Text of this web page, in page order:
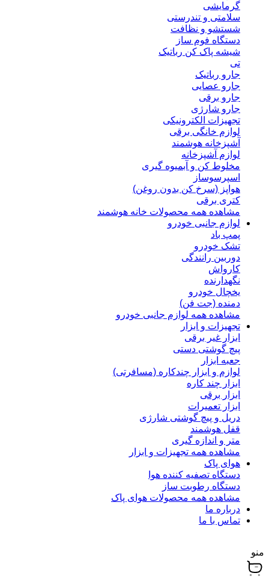
گرمایشی
سلامتی و تندرستی
شستشو و نظافت
دستگاه فوم ساز
شیشه پاک کن رباتیک
تی
جارو رباتیک
جارو عصایی
جارو برقی
جارو شارژی
تجهیزات الکترونیکی
لوازم خانگی برقی
آشپزخانه هوشمند
لوازم آشپزخانه
مخلوط کن و آبمیوه گیری
اسپرسوساز
هواپز (سرخ کن بدون روغن)
کتری برقی
مشاهده همه محصولات خانه هوشمند
لوازم جانبی خودرو
پمپ باد
تشک خودرو
دوربین رانندگی
کارواش
نگهدارنده
یخچال خودرو
دمنده (جت فن)
مشاهده همه لوازم جانبی خودرو
تجهیزات و ابزار
ابزار غیر برقی
پیچ گوشتی دستی
جعبه ابزار
لوازم و ابزار چندکاره (مسافرتی)
ابزار چند کاره
ابزار برقی
ابزار تعمیرات
دریل و پیچ گوشتی شارژی
قفل هوشمند
متر و اندازه گیری
مشاهده همه تجهیزات و ابزار
هوای پاک
دستگاه تصفیه کننده هوا
دستگاه رطوبت ساز
مشاهده همه محصولات هوای پاک
درباره ما
تماس با ما
منو